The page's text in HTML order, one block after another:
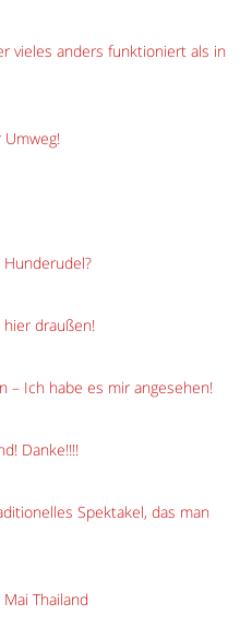
vieles anders funktioniert als in
draußen!
– Ich habe es mir angesehen!
Danke!!!!
Spektakel, das man
Thailand